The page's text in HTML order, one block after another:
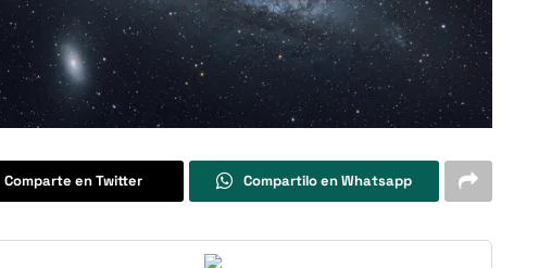
Comparte en Twitter Compartilo en Whatsapp